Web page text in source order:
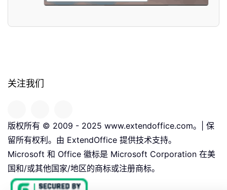
关注我们
版权所有 © 2009 - 2025 www.extendoffice.com。| 保
留所有权利。由 ExtendOffice 提供技术支持。
Microsoft 和 Office 徽标是 Microsoft Corporation 在美
国和/或其他国家/地区的商标或注册商标。